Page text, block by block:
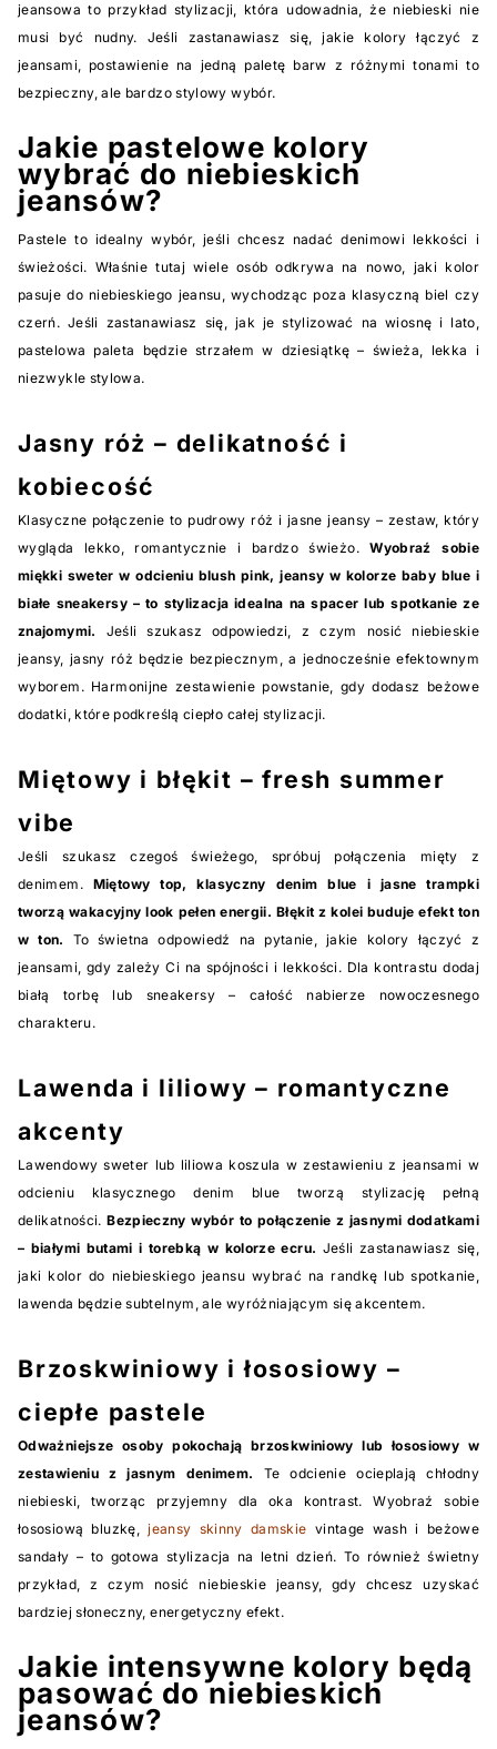
jeansowa to przykład stylizacji, która udowadnia, że niebieski nie
musi być nudny. Jeśli zastanawiasz się, jakie kolory łączyć z
jeansami, postawienie na jedną paletę barw z różnymi tonami to
bezpieczny, ale bardzo stylowy wybór.
Jakie pastelowe kolory
wybrać do niebieskich
jeansów?
Pastele to idealny wybór, jeśli chcesz nadać denimowi lekkości i
świeżości. Właśnie tutaj wiele osób odkrywa na nowo, jaki kolor
pasuje do niebieskiego jeansu, wychodząc poza klasyczną biel czy
czerń. Jeśli zastanawiasz się, jak je stylizować na wiosnę i lato,
pastelowa paleta będzie strzałem w dziesiątkę – świeża, lekka i
niezwykle stylowa.
Jasny róż – delikatność i
kobiecość
Klasyczne połączenie to pudrowy róż i jasne jeansy – zestaw, który
wygląda lekko, romantycznie i bardzo świeżo.Wyobraź sobie
miękki sweter w odcieniu blush pink, jeansy w kolorze baby blue i
białe sneakersy – to stylizacja idealna na spacer lub spotkanie ze
znajomymi.
Jeśli szukasz odpowiedzi, z czym nosić niebieskie
jeansy, jasny róż będzie bezpiecznym, a jednocześnie efektownym
wyborem. Harmonijne zestawienie powstanie, gdy dodasz beżowe
dodatki, które podkreślą ciepło całej stylizacji.
Miętowy i błękit – fresh summer
vibe
Jeśli szukasz czegoś świeżego, spróbuj połączenia mięty z
denimem. Miętowy top, klasyczny denim blue i jasne trampki
tworzą wakacyjny look pełen energii. Błękit z kolei buduje efekt ton
w ton.
To świetna odpowiedź na pytanie, jakie kolory łączyć z
jeansami, gdy zależy Ci na spójności i lekkości. Dla kontrastu dodaj
białą torbę lub sneakersy – całość nabierze nowoczesnego
charakteru.
Lawenda i liliowy – romantyczne
akcenty
Lawendowy sweter lub liliowa koszula w zestawieniu z jeansami w
odcieniu klasycznego denim blue tworzą stylizację pełną
delikatności.Bezpieczny wybór to połączenie z jasnymi dodatkami
– białymi butami i torebką w kolorze ecru. Jeśli zastanawiasz się,
jaki kolor do niebieskiego jeansu wybrać na randkę lub spotkanie,
lawenda będzie subtelnym, ale wyróżniającym się akcentem.
Brzoskwiniowy i łososiowy –
ciepłe pastele
Odważniejsze osoby pokochają brzoskwiniowy lub łososiowy w
zestawieniu z jasnym denimem. Te odcienie ocieplają chłodny
niebieski, tworząc przyjemny dla oka kontrast. Wyobraź sobie
łososiową bluzkę,jeansy skinny damskie vintage wash i beżowe
sandały – to gotowa stylizacja na letni dzień. To również świetny
przykład, z czym nosić niebieskie jeansy, gdy chcesz uzyskać
bardziej słoneczny, energetyczny efekt.
Jakie intensywne kolory będą
pasować do niebieskich
jeansów?